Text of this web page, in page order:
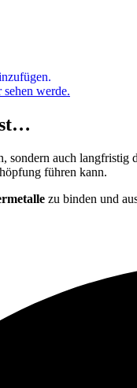
werde.
sondern auch langfristig
führen kann.
zu binden und